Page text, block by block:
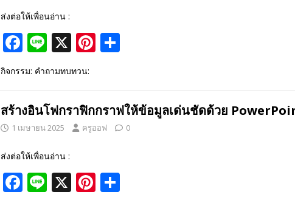
k
ส่งต่อให้เพื่อนอ่าน :
F
ac
e
b
o
o
k
Li
e
X Pi
e
st
e
กิจกรรม: คำถามทบทวน:
สร้างอินโฟกราฟิกกราฟให้ข้อมูลเด่นชัดด้วย
1 เมษายน 2025 ครูออฟ 0
ส่งต่อให้เพื่อนอ่าน :
F Li X Pi